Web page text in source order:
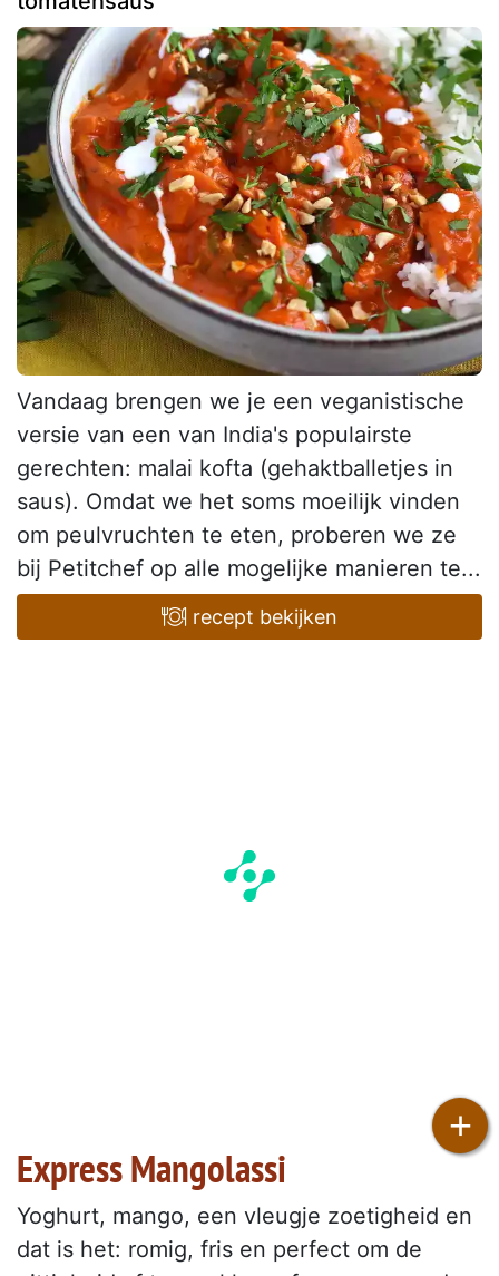
Vandaag brengen we je een veganistische
versie van een van India's populairste
gerechten: malai kofta (gehaktballetjes in
saus). Omdat we het soms moeilijk vinden
om peulvruchten te eten, proberen we ze
bij Petitchef op alle mogelijke manieren te...
recept bekijken
Express Mangolassi
Yoghurt, mango, een vleugje zoetigheid en
dat is het: romig, fris en perfect om de
+